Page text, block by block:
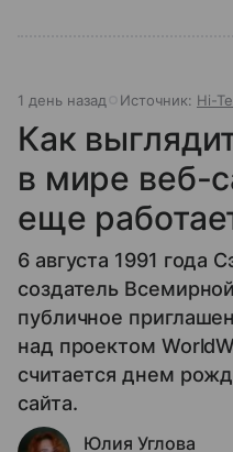
1 день назад Источник: Hi-
Как
в мире веб-
еще
6 августа 1991 года
создатель
публичное
над проектом
считается днем
сайта.
Юлия Углова